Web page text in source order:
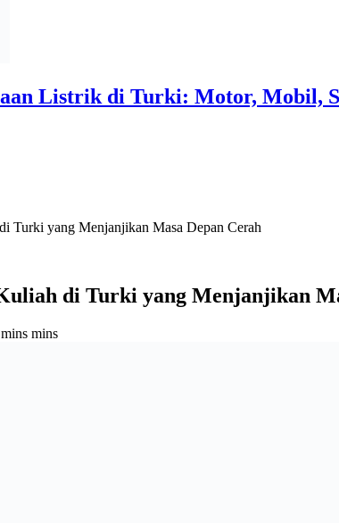
Listrik di Turki: Motor, Mobil,
Turki yang Menjanjikan Masa Depan Cerah
di Turki yang Menjanjikan
mins